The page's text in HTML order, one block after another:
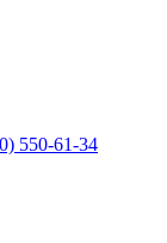
550-61-34